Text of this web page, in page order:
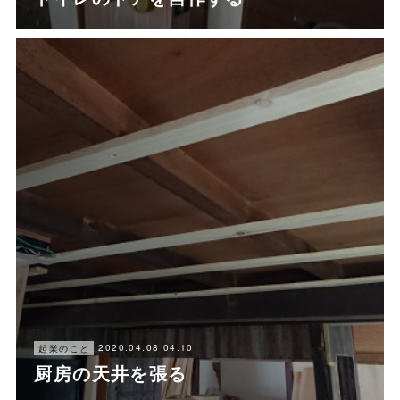
起業のこと 2020.04.08 04:10
厨房の天井を張る